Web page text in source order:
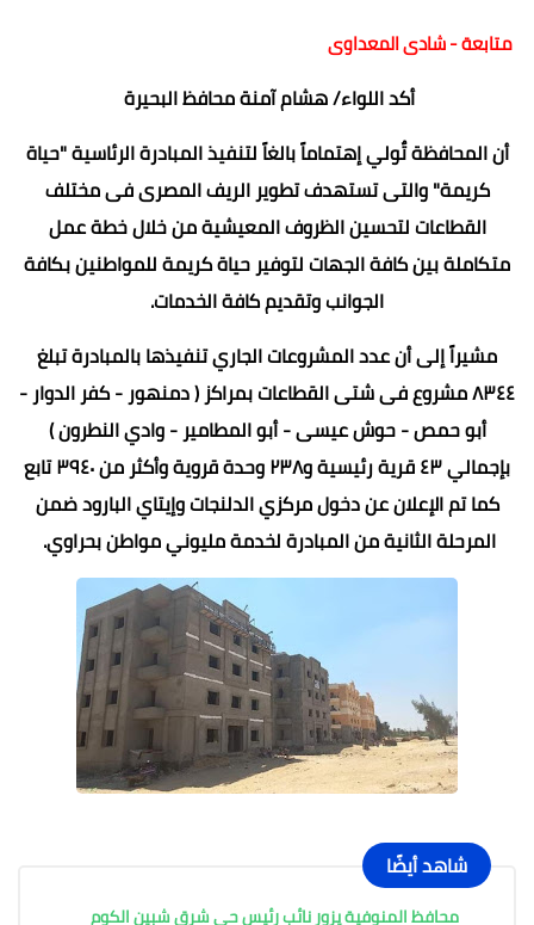
متابعة - شادى المعداوى
أكد اللواء/ هشام آمنة محافظ البحيرة
أن المحافظة تٌولي إهتماماً بالغاً لتنفيذ المبادرة الرئاسية "حياة
كريمة" والتى تستهدف تطوير الريف المصرى فى مختلف
القطاعات لتحسين الظروف المعيشية من خلال خطة عمل
متكاملة بين كافة الجهات لتوفير حياة كريمة للمواطنين بكافة
الجوانب وتقديم كافة الخدمات.
مشيراً إلى أن عدد المشروعات الجاري تنفيذها بالمبادرة تبلغ
٨٣٤٤ مشروع فى شتى القطاعات بمراكز ( دمنهور - كفر الدوار -
أبو حمص - حوش عيسى - أبو المطامير - وادي النطرون )
بإجمالي ٤٣ قرية رئيسية و٢٣٨ وحدة قروية وأكثر من ٣٩٤٠ تابع
كما تم الإعلان عن دخول مركزي الدلنجات وإيتاي البارود ضمن
المرحلة الثانية من المبادرة لخدمة مليوني مواطن بحراوي.
شاهد أيضًا
محافظ المنوفية يزور نائب رئيس حي شرق شبين الكوم